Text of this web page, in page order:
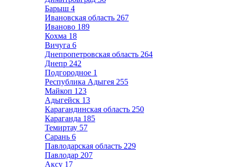
Барыш 4
Ивановская область 267
Иваново 189
Кохма 18
Вичуга 6
Днепропетровская область 264
Днепр 242
Подгородное 1
Республика Адыгея 255
Майкоп 123
Адыгейск 13
Карагандинская область 250
Караганда 185
Темиртау 57
Сарань 6
Павлодарская область 229
Павлодар 207
Аксу 17